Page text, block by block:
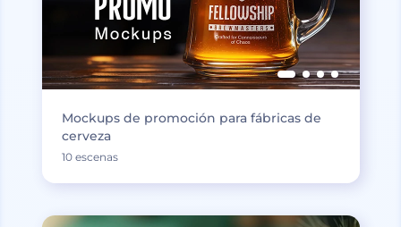
Mockups de promoción para fábricas de
cerveza
10 escenas